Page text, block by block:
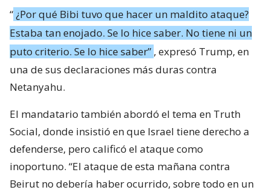
“¿Por qué Bibi tuvo que hacer un maldito ataque?
Estaba tan enojado. Se lo hice saber. No tiene ni un
puto criterio. Se lo hice saber” , expresó Trump, en
una de sus declaraciones más duras contra
Netanyahu.
El mandatario también abordó el tema en Truth
Social, donde insistió en que Israel tiene derecho a
defenderse, pero calificó el ataque como
inoportuno. “El ataque de esta mañana contra
Beirut no debería haber ocurrido, sobre todo en un